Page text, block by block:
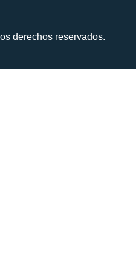
derechos reservados.